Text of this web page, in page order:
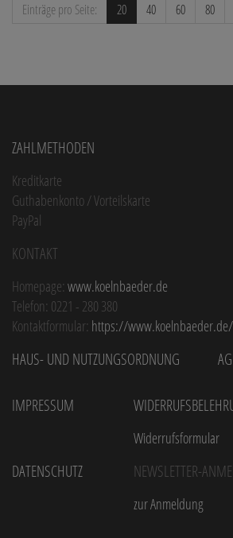
Einträge pro Seite: 20 40 60 80
Zahlmethoden
Kreditkarte
Guthabenkonto / Vorteilskarte
PayPal
Kontakt
Homepage: www.koelnbaeder.de
Telefon: 0221 - 280 380
Kontaktformular: https://
Haus- und Nutzungsordnung
Impressum
Widerrufsformular
Datenschutz Newsletter-
zur Anmeldung